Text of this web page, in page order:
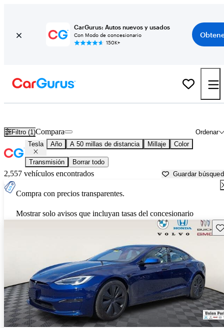
CarGurus: Autos nuevos y usados
Con Modo de concesionario
150K+
Filtro (1) Ordenar
Compara
Tesla Año A 50 millas de distancia Millaje Color
Transmisión Borrar todo
2,557 vehículos encontrados Guardar
Compra con precios transparentes.
Mostrar solo avisos que incluyan tasas del concesionario